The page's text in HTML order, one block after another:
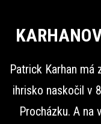
Patrick Karhan má
ihrisko naskočil v
Procházku. A na